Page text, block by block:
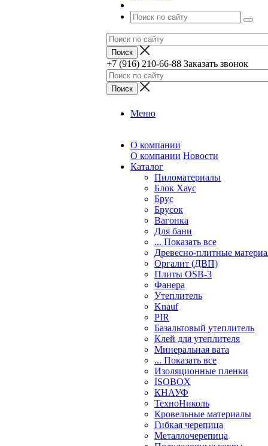
+7 (916) 210-66-88 Заказать звонок
Меню
О компании
О компании Новости
Каталог
Пиломатериалы
Блок Хаус
Брус
Брусок
Вагонка
Для бани
... Показать все
Древесно-плитные
Оргалит (ДВП)
Плиты OSB-3
Фанера
Утеплитель
Knauf
PIR
Базальтовый утеплитель
Клей для утеплителя
Минеральная вата
... Показать все
Изоляционные пленки
ISOBOX
КНАУФ
ТехноНиколь
Кровельные материалы
Гибкая черепица
Металлочерепица